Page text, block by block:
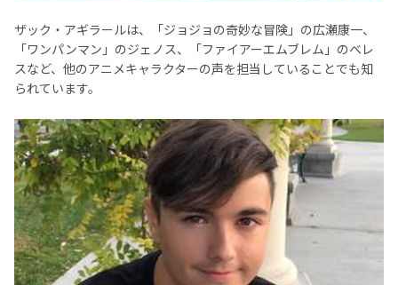
ザック・アギラールは、「ジョジョの奇妙な冒険」の広瀬康一、
「ワンパンマン」のジェノス、「ファイアーエムブレム」のベレ
スなど、他のアニメキャラクターの声を担当していることでも知
られています。